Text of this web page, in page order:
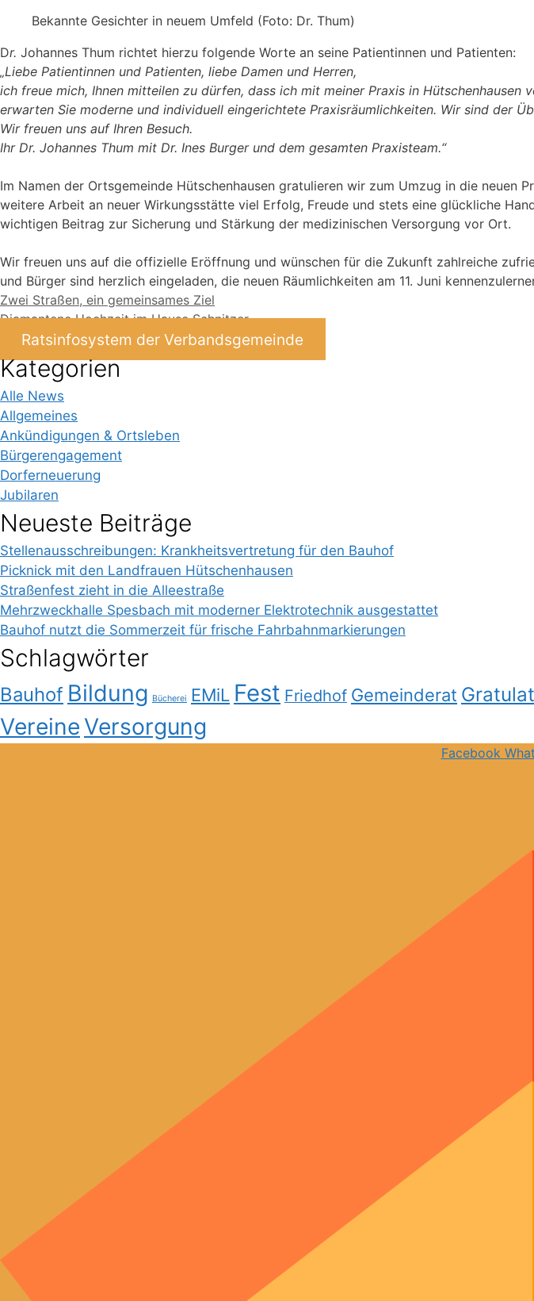
Bekannte Gesichter in neuem Umfeld (Foto: Dr. Thum)
Dr. Johannes Thum richtet hierzu folgende Worte an seine Patientinnen und Patienten:
„Liebe Patientinnen und Patienten, liebe Damen und Herren,
ich freue mich, Ihnen mitteilen zu dürfen, dass ich mit meiner Praxis in
erwarten Sie moderne und individuell eingerichtete Praxisräumlichkeiten. Wir sind der
Wir freuen uns auf Ihren Besuch.
Ihr Dr. Johannes Thum mit Dr. Ines Burger und dem gesamten Praxisteam.“
Im Namen der Ortsgemeinde Hütschenhausen gratulieren wir zum Umzug in die neuen
weitere Arbeit an neuer Wirkungsstätte viel Erfolg, Freude und stets eine glückliche
wichtigen Beitrag zur Sicherung und Stärkung der medizinischen Versorgung vor Ort.
Wir freuen uns auf die offizielle Eröffnung und wünschen für die Zukunft zahlreiche
und Bürger sind herzlich eingeladen, die neuen Räumlichkeiten am 11. Juni
Zwei Straßen, ein gemeinsames Ziel
Diamantene Hochzeit im Hause Schnitzer
Ratsinfosystem der Verbandsgemeinde
Kategorien
Alle News
Allgemeines
Ankündigungen & Ortsleben
Bürgerengagement
Dorferneuerung
Jubilaren
Neueste Beiträge
Stellenausschreibungen: Krankheitsvertretung für den Bauhof
Picknick mit den Landfrauen Hütschenhausen
Straßenfest zieht in die Alleestraße
Mehrzweckhalle Spesbach mit moderner Elektrotechnik ausgestattet
Bauhof nutzt die Sommerzeit für frische Fahrbahnmarkierungen
Schlagwörter
Bauhof Bildung Bücherei EMiL Fest Friedhof Gemeinderat
Vereine Versorgung
Facebook